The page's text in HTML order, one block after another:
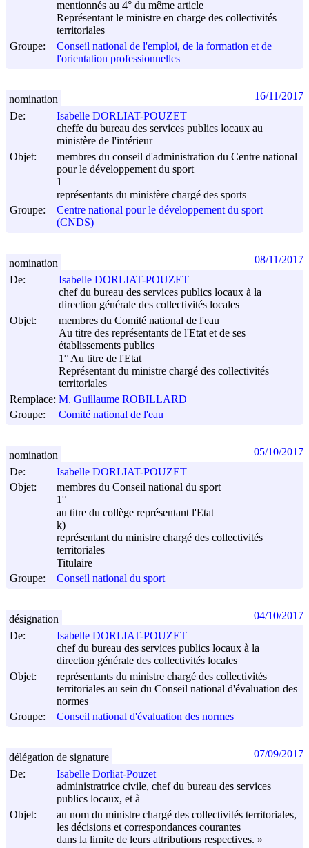
mentionnés au 4° du même article
Représentant le ministre en charge des collectivités
territoriales
Groupe:
Conseil national de l'emploi, de la formation et de
l'orientation professionnelles
De:
Isabelle DORLIAT-POUZET
cheffe du bureau des services publics locaux au
ministère de l'intérieur
Objet:
membres du conseil d'administration du Centre national
pour le développement du sport
1
représentants du ministère chargé des sports
Groupe:
Centre national pour le développement du sport
(CNDS)
nomination 16/11/2017
De:
Isabelle DORLIAT-POUZET
chef du bureau des services publics locaux à la
direction générale des collectivités locales
Objet:
membres du Comité national de l'eau
Au titre des représentants de l'Etat et de ses
établissements publics
1° Au titre de l'Etat
Représentant du ministre chargé des collectivités
territoriales
Remplace: M. Guillaume ROBILLARD
Groupe:
Comité national de l'eau
nomination 08/11/2017
De:
Isabelle DORLIAT-POUZET
Objet:
membres du Conseil national du sport
1°
au titre du collège représentant l'Etat
k)
représentant du ministre chargé des collectivités
territoriales
Titulaire
Groupe:
Conseil national du sport
nomination 05/10/2017
De:
Isabelle DORLIAT-POUZET
chef du bureau des services publics locaux à la
direction générale des collectivités locales
Objet:
représentants du ministre chargé des collectivités
territoriales au sein du Conseil national d'évaluation des
normes
Groupe:
Conseil national d'évaluation des normes
désignation 04/10/2017
De:
Isabelle Dorliat-Pouzet
administratrice civile, chef du bureau des services
publics locaux, et à
Objet:
au nom du ministre chargé des collectivités territoriales,
les décisions et correspondances courantes
dans la limite de leurs attributions respectives. »
délégation de signature 07/09/2017